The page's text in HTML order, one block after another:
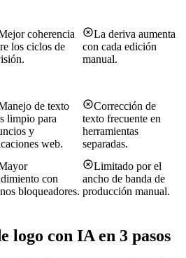
coherencia
los ciclos de
La deriva aumenta
con cada edición
manual.
de texto
limpio para
y
web.
Corrección de
texto frecuente en
herramientas
separadas.
con
bloqueadores.
Limitado por el
ancho de banda de
producción manual.
logo con IA en 3 pasos